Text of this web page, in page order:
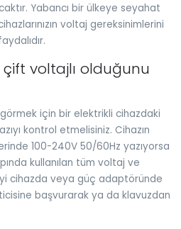
Yabancı bir ülkeye seyahat
voltaj gereksinimlerini
çift voltajlı olduğunu
için bir elektrikli cihazdaki
kontrol etmelisiniz. Cihazın
100-240V 50/60Hz yazıyorsa
kullanılan tüm voltaj ve
cihazda veya güç adaptöründe
başvurarak ya da klavuzdan